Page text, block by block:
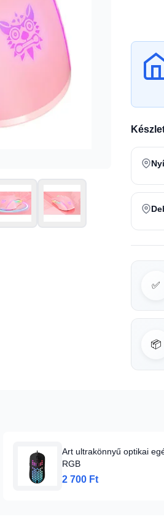
✅
📦
Art ultrakönnyű optikai
RGB
2 700 Ft